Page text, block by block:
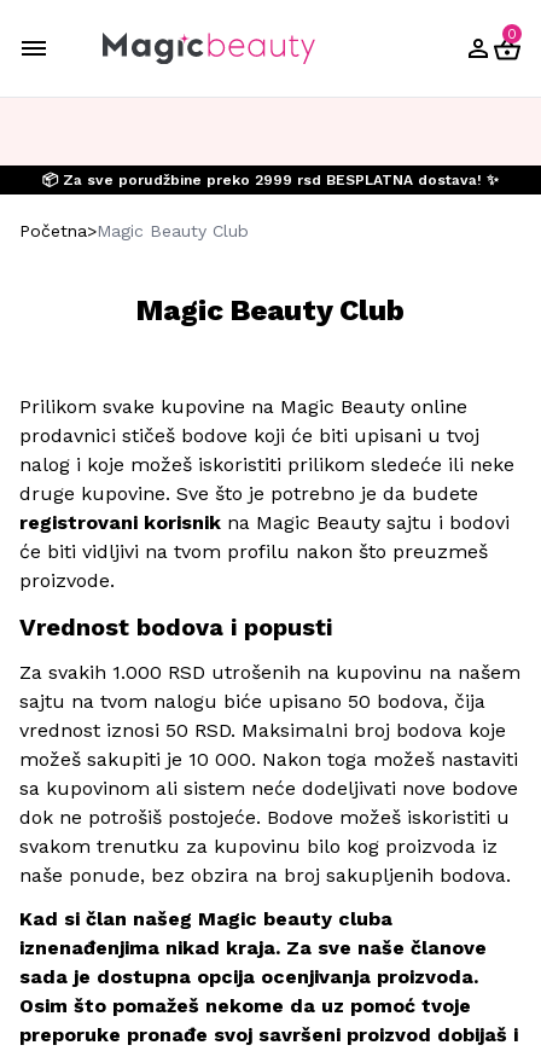
0
📦 Za sve porudžbine preko 2999 rsd BESPLATNA dostava! ✨
Početna>Magic Beauty Club
Magic Beauty Club
Prilikom svake kupovine na Magic Beauty online
prodavnici stičeš bodove koji će biti upisani u tvoj
nalog i koje možeš iskoristiti prilikom sledeće ili neke
druge kupovine. Sve što je potrebno je da budete
registrovani korisnik na Magic Beauty sajtu i bodovi
će biti vidljivi na tvom profilu nakon što preuzmeš
proizvode.
Vrednost bodova i popusti
Za svakih 1.000 RSD utrošenih na kupovinu na našem
sajtu na tvom nalogu biće upisano 50 bodova, čija
vrednost iznosi 50 RSD. Maksimalni broj bodova koje
možeš sakupiti je 10 000. Nakon toga možeš nastaviti
sa kupovinom ali sistem neće dodeljivati nove bodove
dok ne potrošiš postojeće. Bodove možeš iskoristiti u
svakom trenutku za kupovinu bilo kog proizvoda iz
naše ponude, bez obzira na broj sakupljenih bodova.
Kad si član našeg Magic beauty cluba
iznenađenjima nikad kraja. Za sve naše članove
sada je dostupna opcija ocenjivanja proizvoda.
Osim što pomažeš nekome da uz pomoć tvoje
preporuke pronađe svoj savršeni proizvod dobijaš i